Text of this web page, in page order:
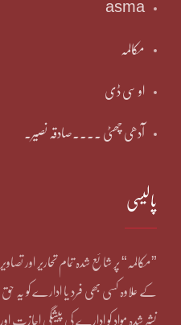
asma
مکالمہ
او سی ڈی
آدھی چھٹی ۔۔۔۔صادقہ نصیر۔
پالیسی
”مکالمہ“ پر شائع شدہ تمام تحاریر اور
کے علاوہ کسی بھی فرد یا ادارے کو یہ
نشر شدہ مواد کو ادارے کی پیشگی اجازت